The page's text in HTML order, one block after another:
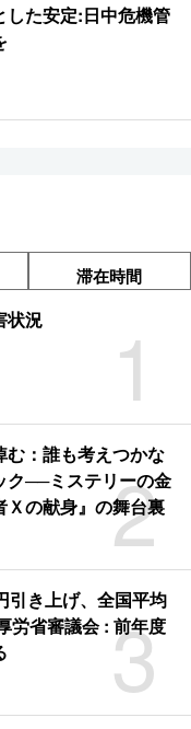
した安定:日中危機管
滞在時間
1
状況
2
む：誰も考えつかな
ク──ミステリーの金
Ｘの献身』の舞台裏
3
引き上げ、全国平均
労省審議会 : 前年度